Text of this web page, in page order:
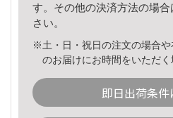
す。その他の決済方法の場合
さい。
※土・日・祝日の注文の場合
のお届けにお時間をいただく
即日出荷条件